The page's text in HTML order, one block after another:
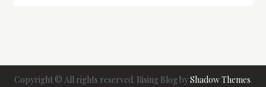
Copyright © All rights reserved. Rising Blog byShadow Themes.